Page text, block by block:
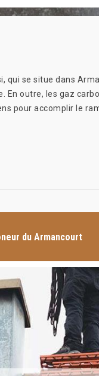
qui se situe dans
En outre, les gaz
pour accomplir le
du Armancourt